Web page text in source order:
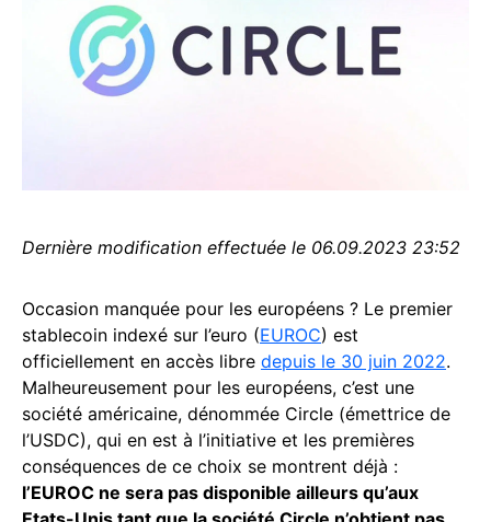
Dernière modification effectuée le 06.09.2023 23:52
Occasion manquée pour les européens ? Le premier
stablecoin indexé sur l’euro (EUROC) est
officiellement en accès libre depuis le 30 juin 2022.
Malheureusement pour les européens, c’est une
société américaine, dénommée Circle (émettrice de
l’USDC), qui en est à l’initiative et les premières
conséquences de ce choix se montrent déjà :
l’EUROC ne sera pas disponible ailleurs qu’aux